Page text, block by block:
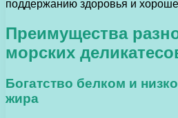
поддержанию здоровья и
Преимущества
морских
Богатство белком и
жира